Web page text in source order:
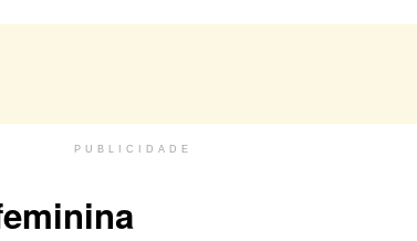
PUBLICIDADE